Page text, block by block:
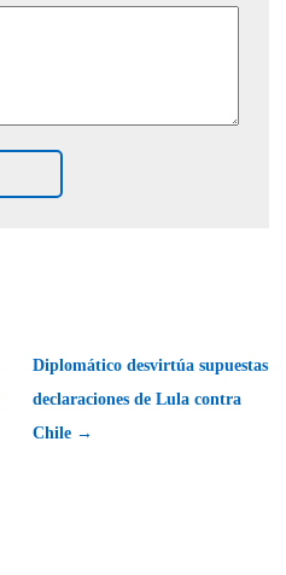
Diplomático desvirtúa supuestas
declaraciones de Lula contra
Chile →